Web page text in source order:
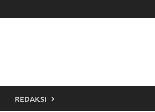
REDAKSI